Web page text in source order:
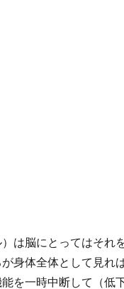
は脳にとってはそれ
身体全体として見れ
を一時中断して（低